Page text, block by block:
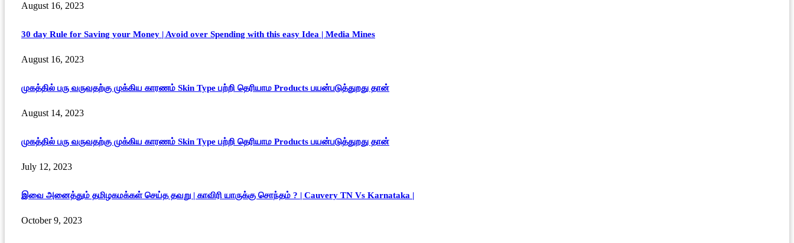
August 16, 2023
30 day Rule for Saving your Money | Avoid over Spending with this easy Idea | Media Mines
August 16, 2023
முகத்தில் பரு வருவதற்கு முக்கிய காரணம் Skin Type பற்றி தெரியாம Products பயன்படுத்துறது தான்
August 14, 2023
முகத்தில் பரு வருவதற்கு முக்கிய காரணம் Skin Type பற்றி தெரியாம Products பயன்படுத்துறது தான்
July 12, 2023
இவை அனைத்தும் தமிழகமக்கள் செய்த தவறு | காவிரி யாருக்கு சொந்தம் ? | Cauvery TN Vs Karnataka |
October 9, 2023